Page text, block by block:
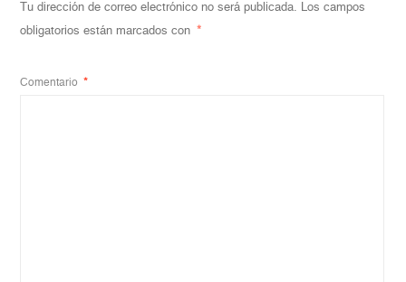
Tu dirección de correo electrónico no será publicada. Los campos
obligatorios están marcados con *
Comentario *